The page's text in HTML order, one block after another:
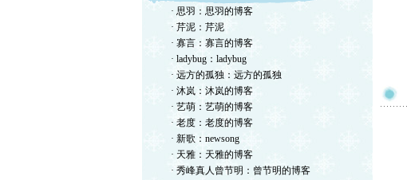
· 思羽：思羽的博客
· 芹泥：芹泥
· 寡言：寡言的博客
· ladybug：ladybug
· 远方的孤独：远方的孤独
· 沐岚：沐岚的博客
· 艺萌：艺萌的博客
· 老度：老度的博客
· 新歌：newsong
· 天雅：天雅的博客
· 秀峰真人曾节明：曾节明的博客